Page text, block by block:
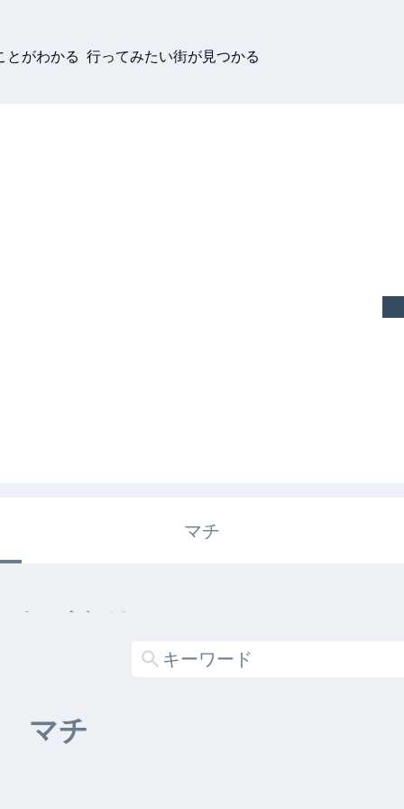
とがわかる 行ってみたい街が見つかる
マチ
キガタリ
マチ